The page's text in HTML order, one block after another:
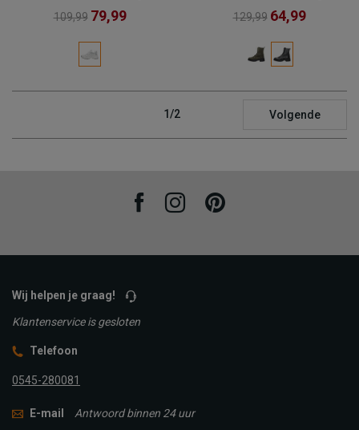
109,99 79,99
129,99 64,99
1/2 Volgende
FacebookInstagramPinterest
Wij helpen je graag!
Klantenservice is gesloten
Telefoon
0545-280081
E-mail Antwoord binnen 24 uur